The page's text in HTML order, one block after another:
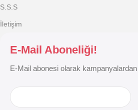
S.S.S
İletişim
E-Mail Aboneliği!
E-Mail abonesi olarak